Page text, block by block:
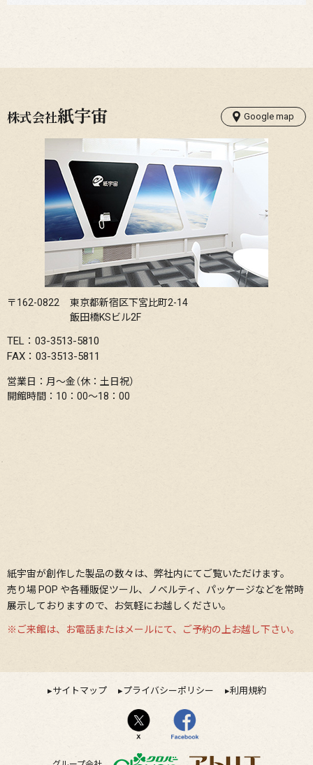
株式会社紙宇宙 Google map
〒162-0822
東京都新宿区下宮比町2-14
飯田橋KSビル2F
TEL：03-3513-5810
FAX：03-3513-5811
営業日：月〜金（休：土日祝）
開館時間：10：00〜18：00
紙宇宙が創作した製品の数々は、弊社内にてご覧いただけます。
売り場 POP や各種販促ツール、ノベルティ、パッケージなどを常時
展⽰しておりますので、お気軽にお越しください。
※ご来館は、お電話またはメールにて、ご予約の上お越し下さい。
▸サイトマップ ▸プライバシーポリシー ▸利用規約